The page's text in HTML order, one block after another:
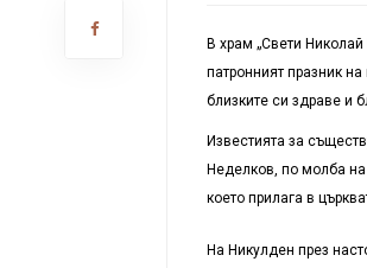
В храм „Свети
патронният празник
близките си здраве и
Известията за
Неделков, по молба на
което прилага в
На Никулден през